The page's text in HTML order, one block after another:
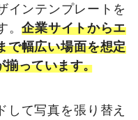
インテンプレートを
。企業サイトからエ
で幅広い場面を想定
っています。
して写真を張り替え